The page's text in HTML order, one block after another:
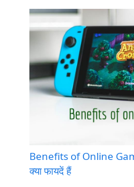
Benefits of Online
क्या फायदें हैं